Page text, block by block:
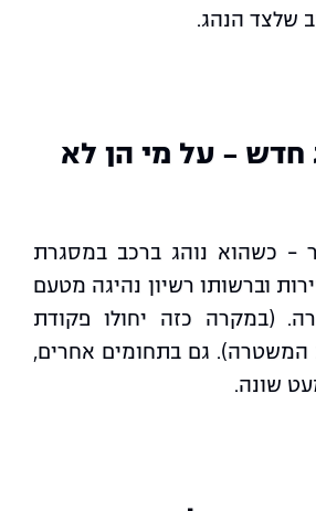
שלצד הנהג.
חדש - על מי הן לא
– כשהוא נוהג ברכב במסגרת
וברשותו רשיון נהיגה מטעם
(במקרה כזה יחולו פקודת
המשטרה). גם בתחומים אחרים,
שונה.